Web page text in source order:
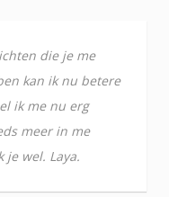
die je me
kan ik nu betere
ik me nu erg
meer in me
je wel. Laya.